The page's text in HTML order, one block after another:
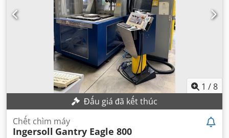
1 /8
Đấu giá đã kết thúc
Chết chìm máy
Ingersoll Gantry Eagle 800